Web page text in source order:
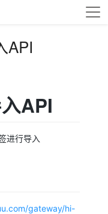
API
API
进行导入
gateway/hi-